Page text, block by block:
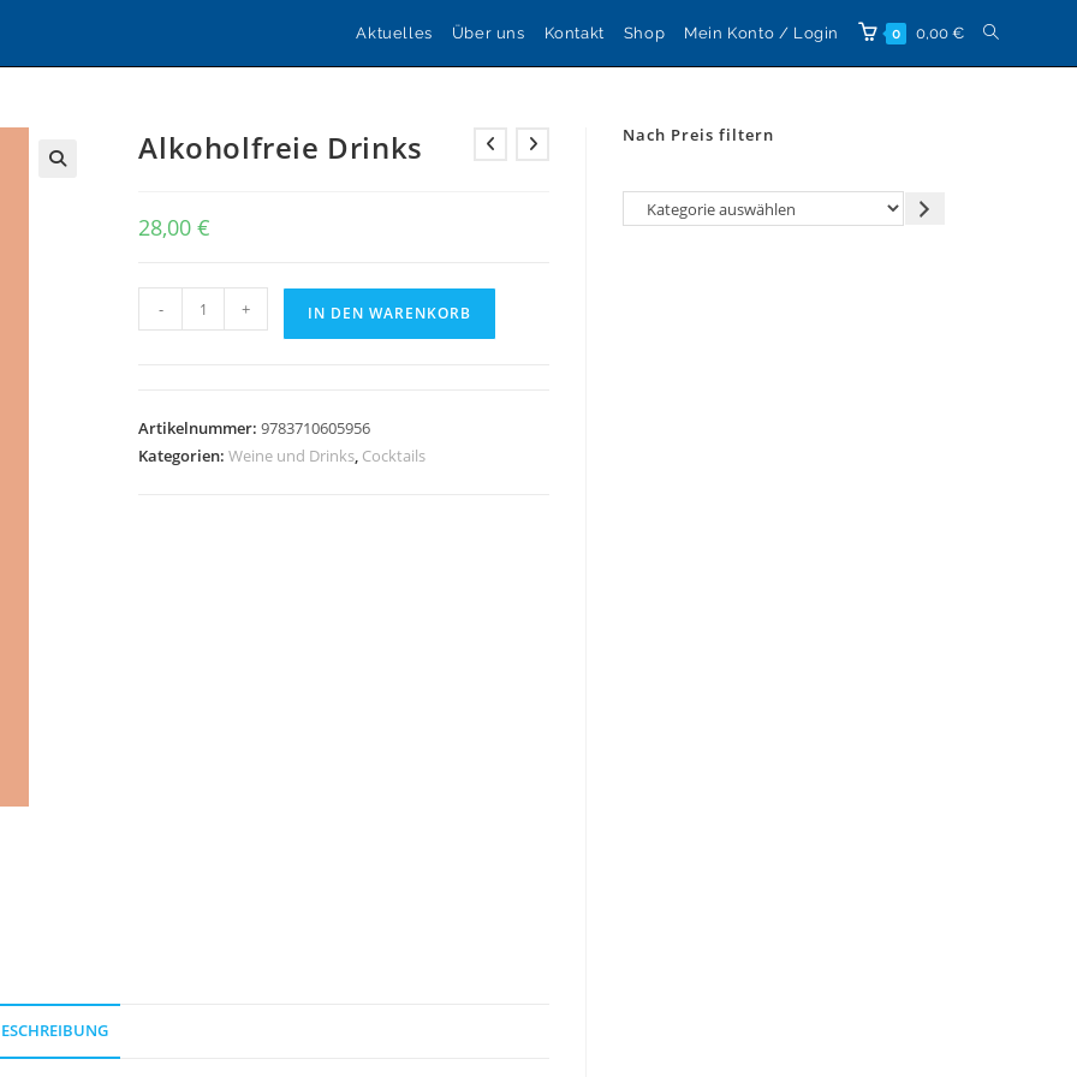
Aktuelles Über uns Kontakt Shop Mein Konto / Login 0 0,00 € Website-
Alkoholfreie Drinks
28,00€
Alkoholfreie
Drinks
- + IN DEN WARENKORB
Artikelnummer:9783710605956
Kategorien:Weine und Drinks, Cocktails
Nach Preis filtern
Kategorie